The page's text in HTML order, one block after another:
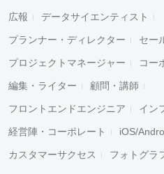
広報 データサイエンティスト
プランナー・ディレクター セー
プロジェクトマネージャー コー
編集・ライター 顧問・講師
フロントエンドエンジニア イン
経営陣・コーポレート iOS/
カスタマーサクセス フォトグラ